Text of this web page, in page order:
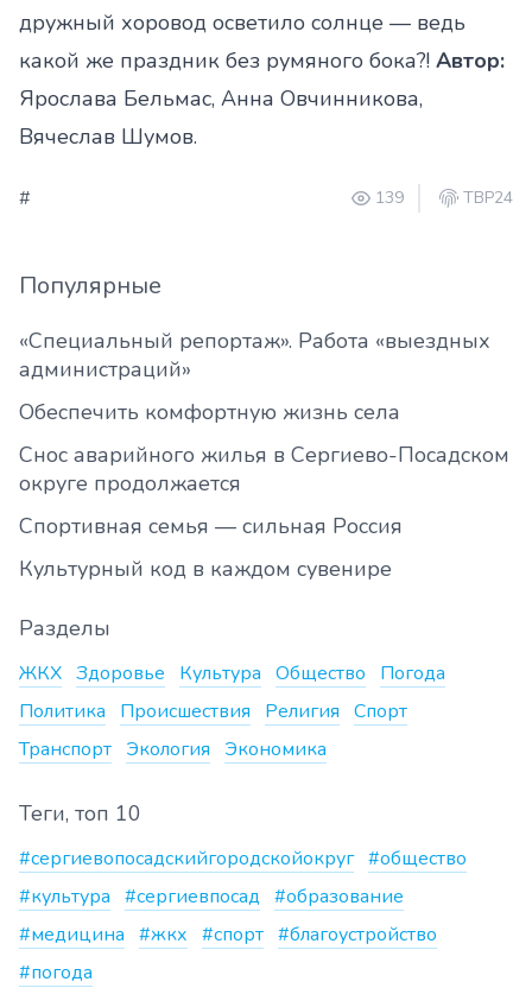
дружный хоровод осветило солнце — ведь
какой же праздник без румяного бока?! Автор:
Ярослава Бельмас, Анна Овчинникова,
Вячеслав Шумов.
# 139 ТВР24
Популярные
«Специальный репортаж». Работа «выездных
администраций»
Обеспечить комфортную жизнь села
Снос аварийного жилья в Сергиево-Посадском
округе продолжается
Спортивная семья — сильная Россия
Культурный код в каждом сувенире
Разделы
ЖКХ Здоровье Культура Общество
Погода
Политика
Происшествия Религия Спорт
Транспорт Экология Экономика
Теги, топ 10
#сергиевопосадскийгородскойокруг #общество
#культура #сергиевпосад #образование
#медицина #жкх #спорт #благоустройство
#погода